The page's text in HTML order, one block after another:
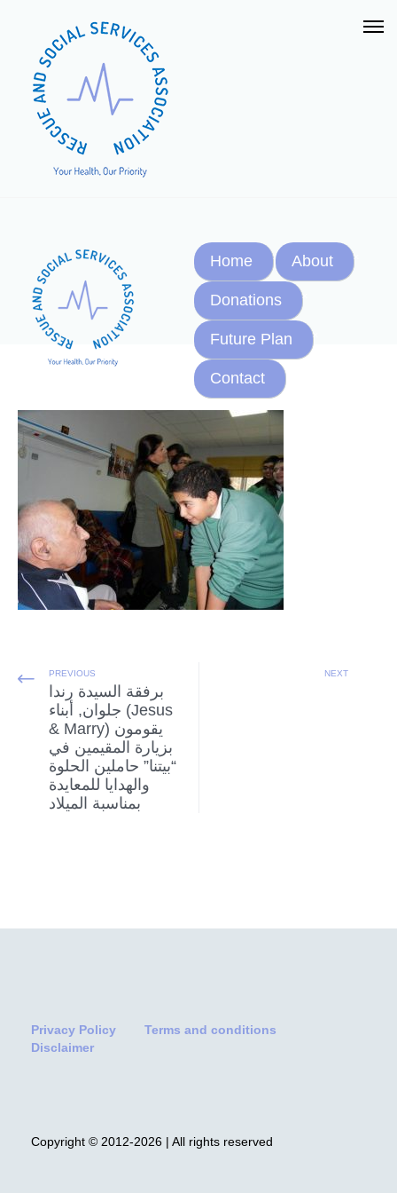
Home About
Donations
Future Plan
Contact
PREVIOUS
برفقة السيدة رندا
جلوان, أبناء (Jesus
& Marry) يقومون
بزيارة المقيمين في
“بيتنا” حاملين الحلوة
والهدايا للمعايدة
بمناسبة الميلاد
NEXT
Privacy Policy
Terms and conditions
Disclaimer
Copyright © 2012-2026 | All rights reserved